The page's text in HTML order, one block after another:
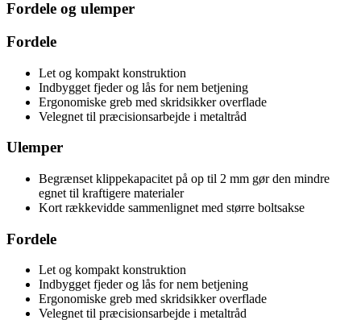
Fordele og ulemper
Fordele
Let og kompakt konstruktion
Indbygget fjeder og lås for nem betjening
Ergonomiske greb med skridsikker overflade
Velegnet til præcisionsarbejde i metaltråd
Ulemper
Begrænset klippekapacitet på op til 2 mm gør den mindre
egnet til kraftigere materialer
Kort rækkevidde sammenlignet med større boltsakse
Fordele
Let og kompakt konstruktion
Indbygget fjeder og lås for nem betjening
Ergonomiske greb med skridsikker overflade
Velegnet til præcisionsarbejde i metaltråd